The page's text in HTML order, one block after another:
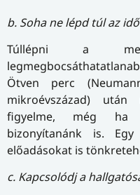
b. Soha ne lépd túl az
Túllépni a
Ötven perc
mikroévszázad) után
figyelme, még ha
bizonyítanánk is.
előadásokat is
c. Kapcsolódj a